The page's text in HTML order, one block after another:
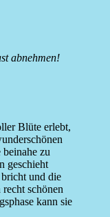
abnehmen!
Blüte erlebt,
zu
geschieht
und die
schönen
kann sie